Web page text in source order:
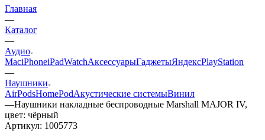
Главная
—
Каталог
—
Аудио
MaciPhoneiPadWatchАксессуарыГаджетыЯндексPlayStation
—
Наушники
AirPodsHomePodАкустические системыВинил
—Наушники накладные беспроводные Marshall MAJOR IV,
цвет: чёрный
Артикул: 1005773